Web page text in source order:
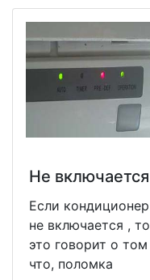
Не включается
Если кондиционер
не включается , то
это говорит о том
что, поломка